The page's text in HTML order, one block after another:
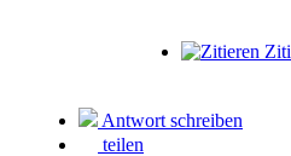
Antwort schreiben
teilen